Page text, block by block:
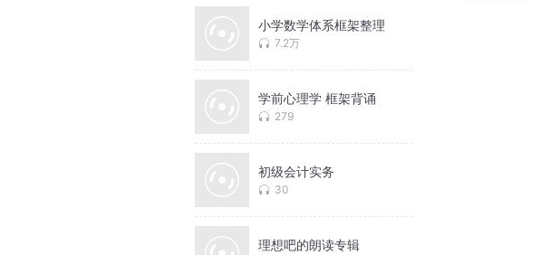
小学数学体系框架整理
7.2万
学前心理学 框架背诵
279
初级会计实务
30
理想吧的朗读专辑